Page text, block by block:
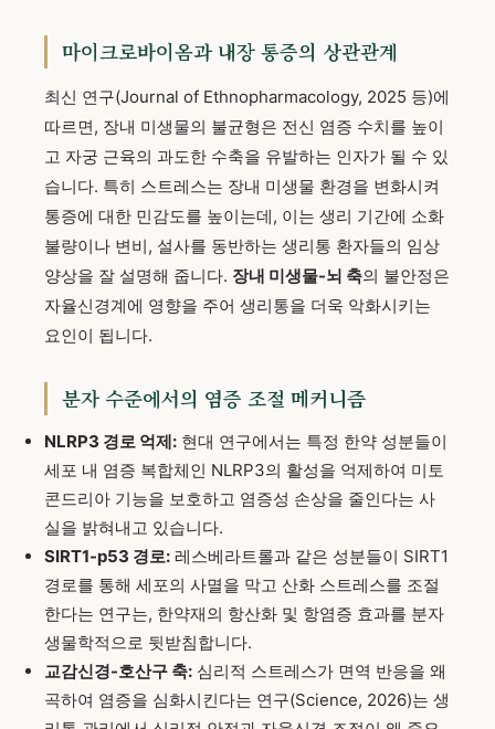
마이크로바이옴과 내장 통증의 상관관계
최신 연구(Journal of Ethnopharmacology, 2025 등)에
따르면, 장내 미생물의 불균형은 전신 염증 수치를 높이
고 자궁 근육의 과도한 수축을 유발하는 인자가 될 수 있
습니다. 특히 스트레스는 장내 미생물 환경을 변화시켜
통증에 대한 민감도를 높이는데, 이는 생리 기간에 소화
불량이나 변비, 설사를 동반하는 생리통 환자들의 임상
양상을 잘 설명해 줍니다. 장내 미생물-뇌 축의 불안정은
자율신경계에 영향을 주어 생리통을 더욱 악화시키는
요인이 됩니다.
분자 수준에서의 염증 조절 메커니즘
NLRP3 경로 억제: 현대 연구에서는 특정 한약 성분들이
세포 내 염증 복합체인 NLRP3의 활성을 억제하여 미토
콘드리아 기능을 보호하고 염증성 손상을 줄인다는 사
실을 밝혀내고 있습니다.
SIRT1-p53 경로: 레스베라트롤과 같은 성분들이 SIRT1
경로를 통해 세포의 사멸을 막고 산화 스트레스를 조절
한다는 연구는, 한약재의 항산화 및 항염증 효과를 분자
생물학적으로 뒷받침합니다.
교감신경-호산구 축: 심리적 스트레스가 면역 반응을 왜
곡하여 염증을 심화시킨다는 연구(Science, 2026)는 생